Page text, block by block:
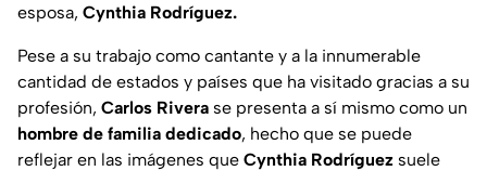
esposa, Cynthia Rodríguez.
Pese a su trabajo como cantante y a la innumerable
cantidad de estados y países que ha visitado gracias a su
profesión, Carlos Rivera se presenta a sí mismo como un
hombre de familia dedicado, hecho que se puede
reflejar en las imágenes que Cynthia Rodríguez suele